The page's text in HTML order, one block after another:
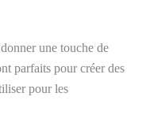
une touche de
parfaits pour créer des
pour les